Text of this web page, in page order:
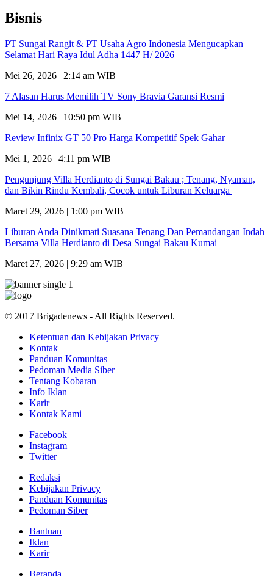
Bisnis
PT Sungai Rangit & PT Usaha Agro Indonesia Mengucapkan
Selamat Hari Raya Idul Adha 1447 H/ 2026
Mei 26, 2026 | 2:14 am WIB
7 Alasan Harus Memilih TV Sony Bravia Garansi Resmi
Mei 14, 2026 | 10:50 pm WIB
Review Infinix GT 50 Pro Harga Kompetitif Spek Gahar
Mei 1, 2026 | 4:11 pm WIB
Pengunjung Villa Herdianto di Sungai Bakau ; Tenang, Nyaman,
dan Bikin Rindu Kembali, Cocok untuk Liburan Keluarga
Maret 29, 2026 | 1:00 pm WIB
Liburan Anda Dinikmati Suasana Tenang Dan Pemandangan Indah
Bersama Villa Herdianto di Desa Sungai Bakau Kumai
Maret 27, 2026 | 9:29 am WIB
© 2017 Brigadenews - All Rights Reserved.
Ketentuan dan Kebijakan Privacy
Kontak
Panduan Komunitas
Pedoman Media Siber
Tentang Kobaran
Info Iklan
Karir
Kontak Kami
Facebook
Instagram
Twitter
Redaksi
Kebijakan Privacy
Panduan Komunitas
Pedoman Siber
Bantuan
Iklan
Karir
Beranda